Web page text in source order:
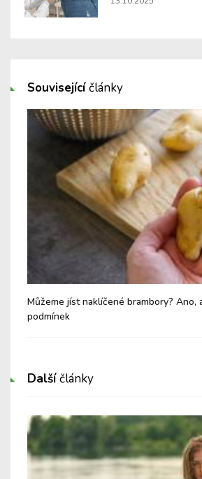
Souvisejícíčlánky
Můžeme jíst naklíčené brambory? Ano,
podmínek
Dalšíčlánky